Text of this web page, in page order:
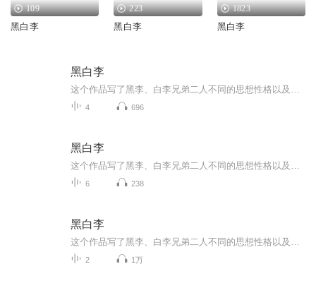
109
黑白李
223
黑白李
1823
黑白李
黑白李
4 696
黑白李
6 238
黑白李
2 1万